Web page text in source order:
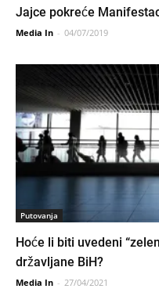
Jajce pokreće
Media In - 04/07/2019
Putovanja
Hoće li biti uvedeni
državljane BiH?
Media In - 27/04/2021